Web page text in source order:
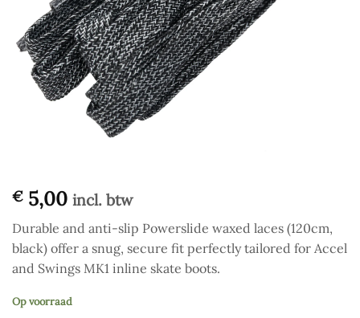
€ 5,00 incl. btw
Durable and anti-slip Powerslide waxed laces (120cm,
black) offer a snug, secure fit perfectly tailored for Accel
and Swings MK1 inline skate boots.
Op voorraad